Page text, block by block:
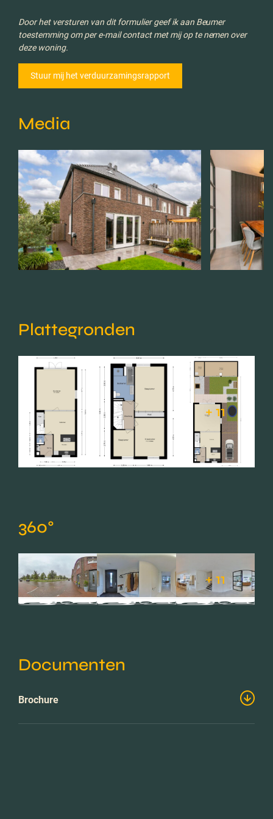
Door het versturen van dit formulier geef ik aan Beumer
toestemming om per e-mail contact met mij op te nemen over
deze woning.
Media
Plattegronden
+ 11
360°
+ 11
Documenten
Brochure